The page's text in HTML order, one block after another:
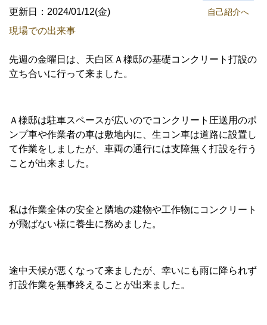
自己紹介へ
更新日：2024/01/12(金)
現場での出来事
先週の金曜日は、天白区Ａ様邸の基礎コンクリート打設の
立ち合いに行って来ました。
Ａ様邸は駐車スペースが広いのでコンクリート圧送用のポ
ンプ車や作業者の車は敷地内に、生コン車は道路に設置し
て作業をしましたが、車両の通行には支障無く打設を行う
ことが出来ました。
私は作業全体の安全と隣地の建物や工作物にコンクリート
が飛ばない様に養生に務めました。
途中天候が悪くなって来ましたが、幸いにも雨に降られず
打設作業を無事終えることが出来ました。